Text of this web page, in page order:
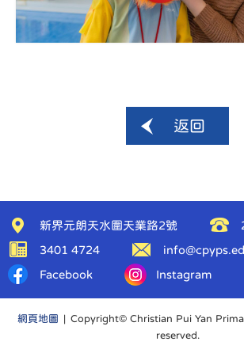
返回
新界元朗天水圍天業路2號
3401 4724
Facebook Instagram
網頁地圖
| Copyright© Christian Pui Yan
reserved.